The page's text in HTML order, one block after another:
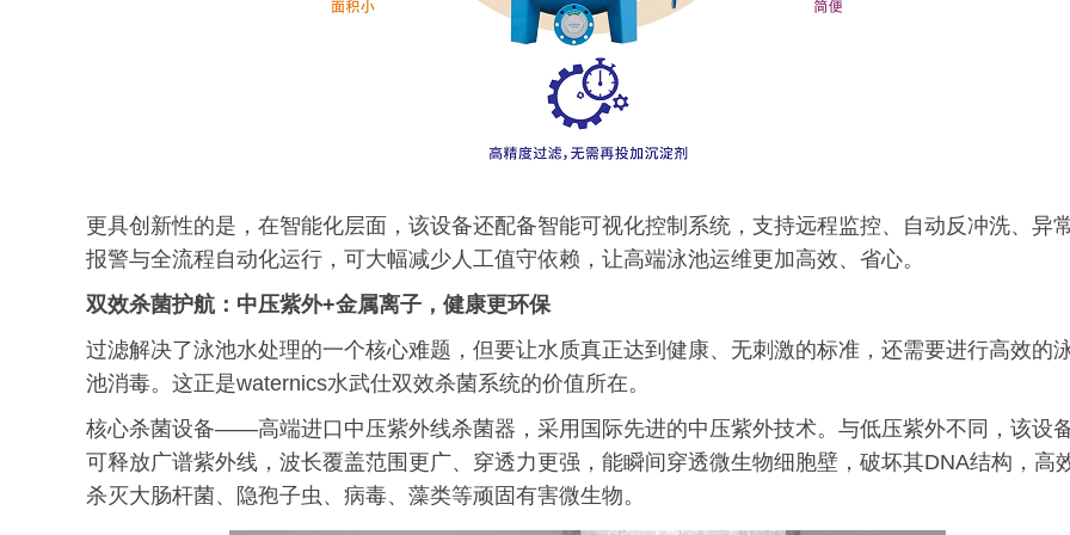
更具创新性的是，在智能化层面，该设备还配备智能可视化控制系统，支持远程监控、自动反冲洗、异
报警与全流程自动化运行，可大幅减少人工值守依赖，让高端泳池运维更加高效、省心。
双效杀菌护航：中压紫外+金属离子，健康更环保
过滤解决了泳池水处理的一个核心难题，但要让水质真正达到健康、无刺激的标准，还需要进行高效的
池消毒。这正是waternics水武仕双效杀菌系统的价值所在。
核心杀菌设备——高端进口中压紫外线杀菌器，采用国际先进的中压紫外技术。与低压紫外不同，该设
可释放广谱紫外线，波长覆盖范围更广、穿透力更强，能瞬间穿透微生物细胞壁，破坏其DNA结构，高
杀灭大肠杆菌、隐孢子虫、病毒、藻类等顽固有害微生物。